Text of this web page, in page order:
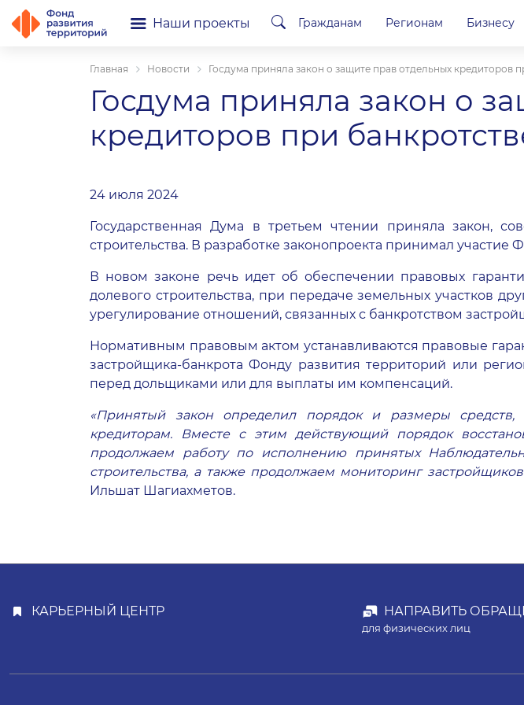
Наши проекты Гражданам Регионам Бизнесу
Главная Новости Госдума приняла закон о защите прав отдельных кредиторов
Госдума приняла закон о
кредиторов при
24 июля 2024
Государственная Дума в третьем чтении приняла закон,
строительства. В разработке законопроекта принимал участие
В новом законе речь идет об обеспечении правовых
долевого строительства, при передаче земельных участков
урегулирование отношений, связанных с банкротством
Нормативным правовым актом устанавливаются правовые
застройщика-банкрота Фонду развития территорий или
перед дольщиками или для выплаты им компенсаций.
«Принятый закон определил порядок и размеры
кредиторам. Вместе с этим действующий порядок
продолжаем работу по исполнению принятых
строительства, а также продолжаем мониторинг
Ильшат Шагиахметов.
КАРЬЕРНЫЙ ЦЕНТР НАПРАВИТЬ
для физических лиц